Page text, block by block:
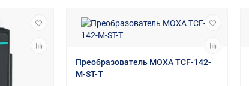
Преобразователь MOXA TCF-142-
M-ST-T